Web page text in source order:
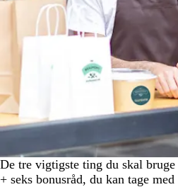
De tre vigtigste ting du skal
+ seks bonusråd, du kan tage med